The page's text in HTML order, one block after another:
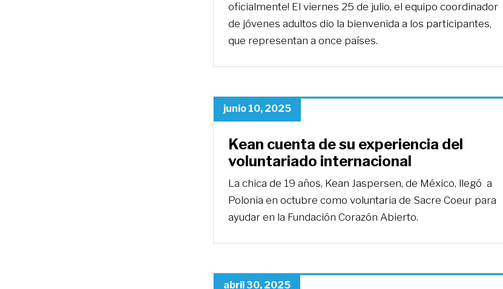
oficialmente! El viernes 25 de julio, el equipo coordinador
de jóvenes adultos dio la bienvenida a los participantes,
que representan a once países.
junio 10, 2025
Kean cuenta de su experiencia del
voluntariado internacional
La chica de 19 años, Kean Jaspersen, de México, llegó a
Polonia en octubre como voluntaria de Sacre Coeur para
ayudar en la Fundación Corazón Abierto.
abril 30, 2025